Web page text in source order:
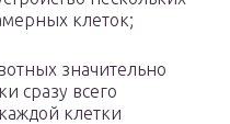
клеток;
значительно
сразу всего
клетки